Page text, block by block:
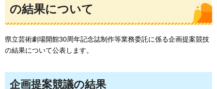
の結果について
県立芸術劇場開館30周年記念誌制作等業務委託に係る企画提案競技
の結果について公表します。
企画提案競議の結果